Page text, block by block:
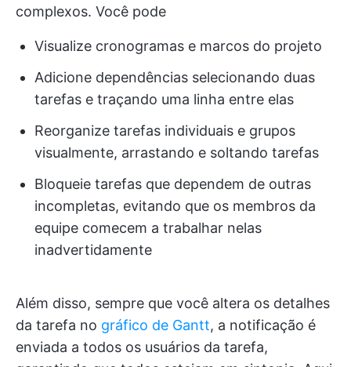
complexos. Você pode
Visualize cronogramas e marcos do projeto
Adicione dependências selecionando duas
tarefas e traçando uma linha entre elas
Reorganize tarefas individuais e grupos
visualmente, arrastando e soltando tarefas
Bloqueie tarefas que dependem de outras
incompletas, evitando que os membros da
equipe comecem a trabalhar nelas
inadvertidamente
Além disso, sempre que você altera os detalhes
da tarefa no gráfico de Gantt, a notificação é
enviada a todos os usuários da tarefa,